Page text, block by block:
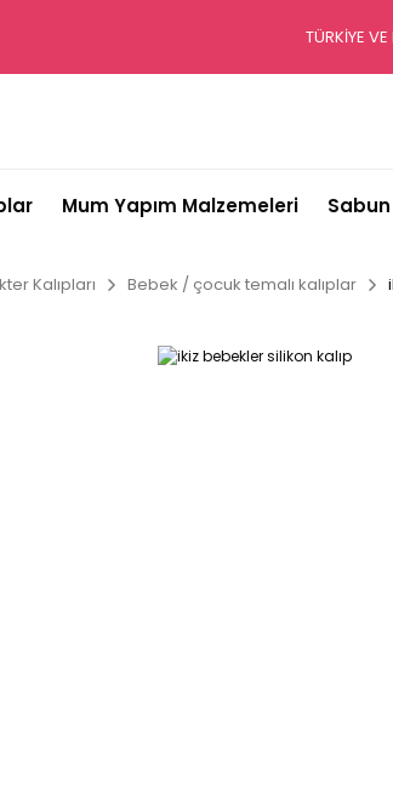
TÜRKİYE
Mum Yapım Malzemeleri
Kalıpları Bebek / çocuk temalı kalıplar